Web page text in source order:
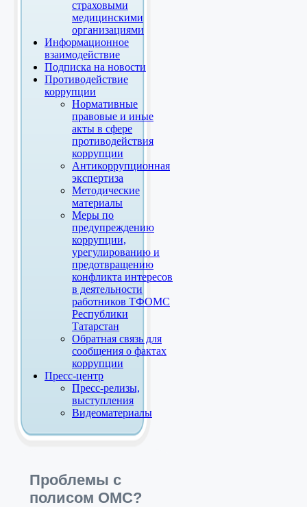
страховыми
медицинскими
организациями
Информационное
взаимодействие
Подписка на новости
Противодействие
коррупции
Нормативные
правовые и иные
акты в сфере
противодействия
коррупции
Антикоррупционная
экспертиза
Методические
материалы
Меры по
предупреждению
коррупции,
урегулированию и
предотвращению
конфликта интересов
в деятельности
работников ТФОМС
Республики
Татарстан
Обратная связь для
сообщения о фактах
коррупции
Пресс-центр
Пресс-релизы,
выступления
Видеоматериалы
Проблемы с
полисом ОМС?